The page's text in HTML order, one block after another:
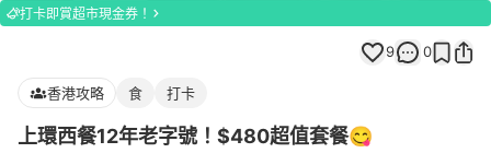
打卡即賞超市現金券！
9 0
香港攻略 食 打卡
上環西餐12年老字號！$480超值套餐😋